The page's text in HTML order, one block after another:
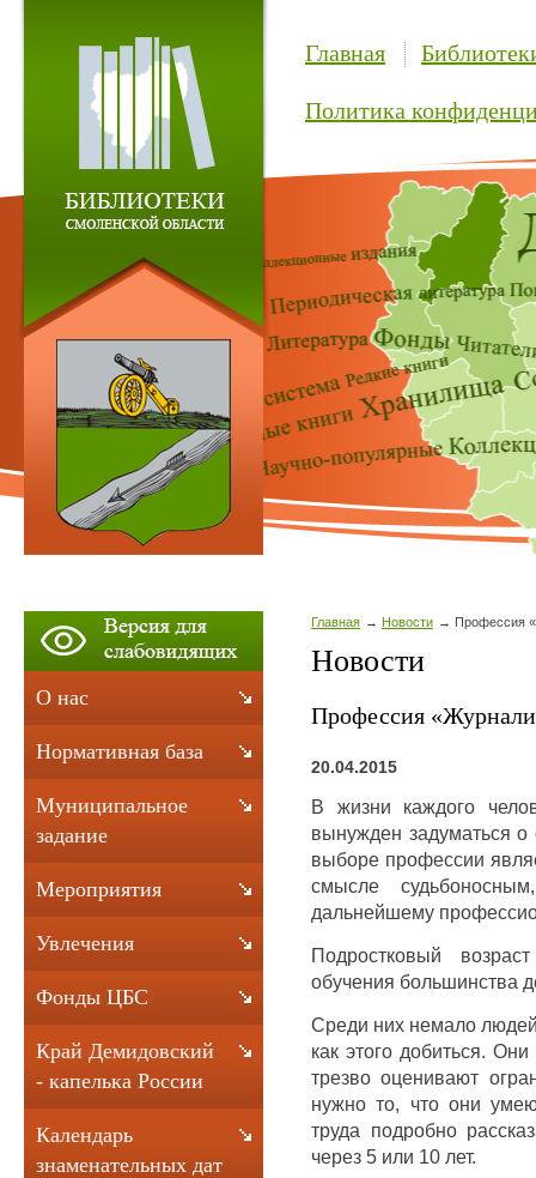
Главная
Политика
Главная Новости Профессия
Новости
Профессия
20.04.2015
В жизни каждого
вынужден задуматься
выборе профессии
смысле
дальнейшему
Подростковый
обучения большинства
Среди них немало
как этого добиться.
трезво оценивают
нужно то, что они
труда подробно
через 5 или 10 лет.
О нас
Нормативная база
Муниципальное
задание
Мероприятия
Увлечения
Фонды ЦБС
Край Демидовский
- капелька России
Календарь
знаменательных дат